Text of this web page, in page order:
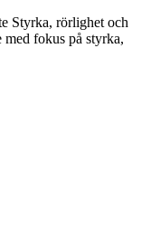
Styrka, rörlighet och
fokus på styrka,